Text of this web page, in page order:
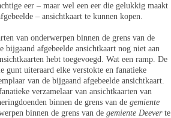
eer – maar wel een eer die gelukkig maakt
– ansichtkaart te kunnen kopen.
van onderwerpen binnen de grens van de
afgebeelde ansichtkaart nog niet aan
hebt toegevoegd. Wat een ramp. De
gunt uiteraard elke verstokte en fanatieke
van de bijgaand afgebeelde ansichtkaart.
verzamelaar van ansichtkaarten van
binnen de grens van de gemiente
binnen de grens van de gemiente Deeverte